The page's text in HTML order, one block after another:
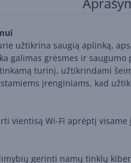
užtikrina saugią aplinką,
galimas grėsmes ir saugumo
turinį, užtikrindami
įrenginiams, kad
vientisą Wi-Fi aprėptį
gerinti namų tinklų